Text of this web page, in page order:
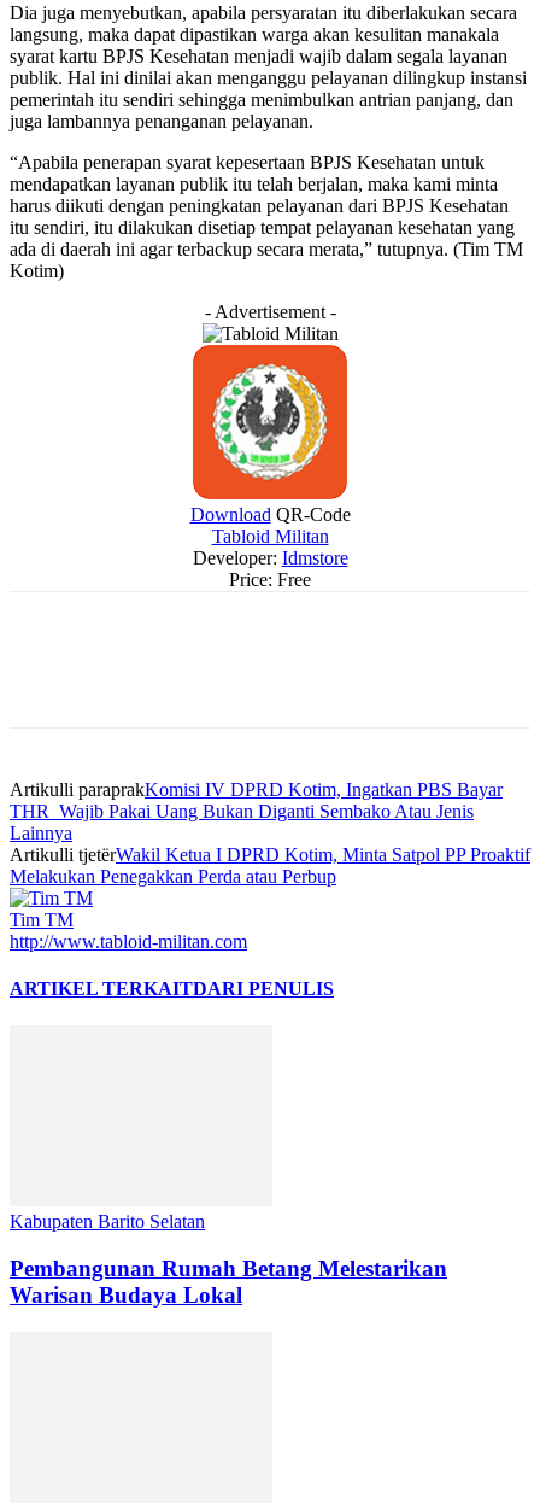
Dia juga menyebutkan, apabila persyaratan itu diberlakukan secara
langsung, maka dapat dipastikan warga akan kesulitan manakala
syarat kartu BPJS Kesehatan menjadi wajib dalam segala layanan
publik. Hal ini dinilai akan menganggu pelayanan dilingkup instansi
pemerintah itu sendiri sehingga menimbulkan antrian panjang, dan
juga lambannya penanganan pelayanan.
“Apabila penerapan syarat kepesertaan BPJS Kesehatan untuk
mendapatkan layanan publik itu telah berjalan, maka kami minta
harus diikuti dengan peningkatan pelayanan dari BPJS Kesehatan
itu sendiri, itu dilakukan disetiap tempat pelayanan kesehatan yang
ada di daerah ini agar terbackup secara merata,” tutupnya. (Tim TM
Kotim)
- Advertisement -
Download QR-Code
Tabloid Militan
Developer: Idmstore
Price: Free
Artikulli paraprakKomisi IV DPRD Kotim, Ingatkan PBS Bayar
THR Wajib Pakai Uang Bukan Diganti Sembako Atau Jenis
Lainnya
Artikulli tjetërWakil Ketua I DPRD Kotim, Minta Satpol PP Proaktif
Melakukan Penegakkan Perda atau Perbup
Tim TM
http://www.tabloid-militan.com
ARTIKEL TERKAITDARI PENULIS
Kabupaten Barito Selatan
Pembangunan Rumah Betang Melestarikan
Warisan Budaya Lokal